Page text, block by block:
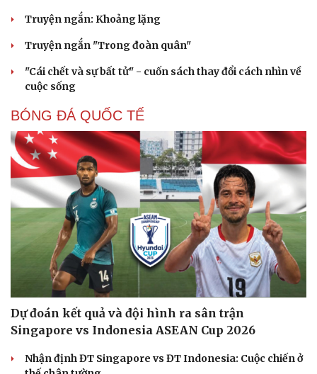
Văn học
Di sản
Truyện ngắn: Khoảng lặng
Truyện ngắn "Trong đoàn quân"
"Cái chết và sự bất tử" - cuốn sách thay đổi cách nhìn về
cuộc sống
BÓNG ĐÁ QUỐC TẾ
Dự đoán kết quả và đội hình ra sân trận
Singapore vs Indonesia ASEAN Cup 2026
Nhận định ĐT Singapore vs ĐT Indonesia: Cuộc chiến ở